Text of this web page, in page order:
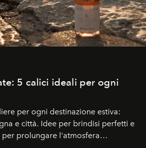
5 calici ideali per ogni
per ogni destinazione estiva:
e città. Idee per brindisi perfetti e
per prolungare l'atmosfera